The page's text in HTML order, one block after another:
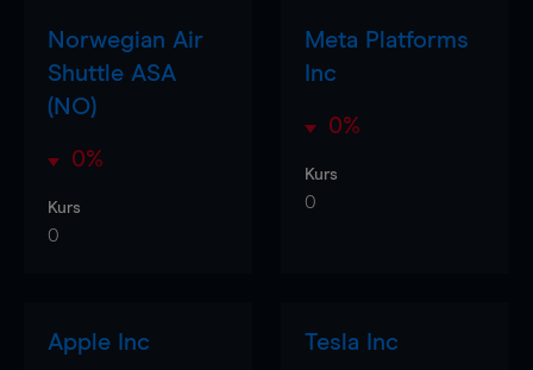
Norwegian Air
Shuttle ASA
(NO)
0%
Kurs
0
Meta Platforms
Inc
0%
Kurs
0
Apple Inc Tesla Inc